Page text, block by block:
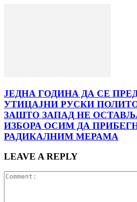
ЈЕДНА ГОДИНА ДА СЕ
УТИЦАЈНИ РУСКИ
ЗАШТО ЗАПАД НЕ
ИЗБОРА ОСИМ ДА
РАДИКАЛНИМ МЕРАМА
LEAVE A REPLY